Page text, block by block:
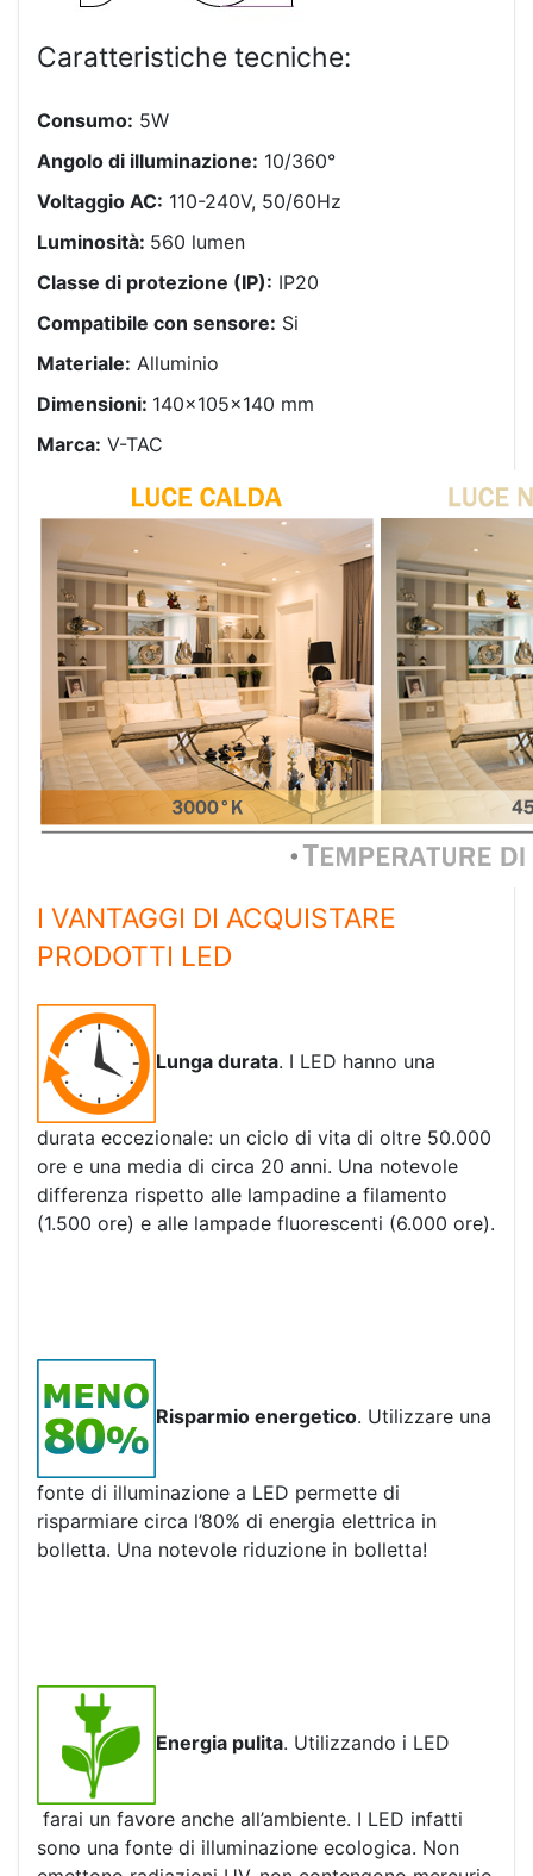
Caratteristiche tecniche:
Consumo: 5W
Angolo di illuminazione: 10/360°
Voltaggio AC: 110-240V, 50/60Hz
Luminosità: 560 lumen
Classe di protezione (IP): IP20
Compatibile con sensore: Si
Materiale: Alluminio
Dimensioni: 140x105x140 mm
Marca: V-TAC
I VANTAGGI DI ACQUISTARE
PRODOTTI LED
Lunga durata. I LED hanno una
durata eccezionale: un ciclo di vita di oltre 50.000
ore e una media di circa 20 anni. Una notevole
differenza rispetto alle lampadine a filamento
(1.500 ore) e alle lampade fluorescenti (6.000 ore).
Risparmio energetico. Utilizzare una
fonte di illuminazione a LED permette di
risparmiare circa l’80% di energia elettrica in
bolletta. Una notevole riduzione in bolletta!
Energia pulita. Utilizzando i LED
farai un favore anche all’ambiente. I LED infatti
sono una fonte di illuminazione ecologica. Non